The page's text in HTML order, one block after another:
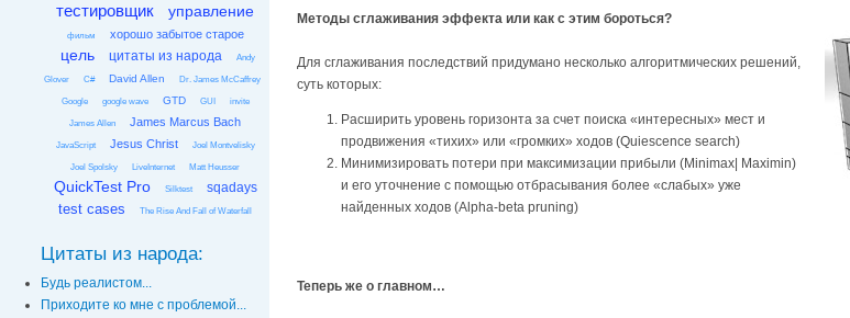
тестировщик управление
фильм хорошо забытое старое
цель цитаты из народа Andy
Glover C# David Allen Dr. James McCaffrey
Google google wave GTD GUI invite
James Allen James Marcus Bach
JavaScript Jesus Christ Joel Montvelisky
Joel Spolsky LiveInternet Matt Heusser
QuickTest Pro Silktest sqadays
test cases The Rise And Fall of Waterfall
Цитаты из народа:
Будь реалистом...
Приходите ко мне с проблемой...
Методы сглаживания эффекта или как с этим бороться?
Для сглаживания последствий придумано несколько алгоритмических решений,
суть которых:
Расширить уровень горизонта за счет поиска «интересных» мест и
продвижения «тихих» или «громких» ходов (Quiescence search)
Минимизировать потери при максимизации прибыли (Minimax| Maximin)
и его уточнение с помощью отбрасывания более «слабых» уже
найденных ходов (Alpha-beta pruning)
Теперь же о главном…